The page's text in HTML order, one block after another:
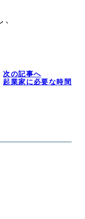
次の記事へ
起業家に必要な時間